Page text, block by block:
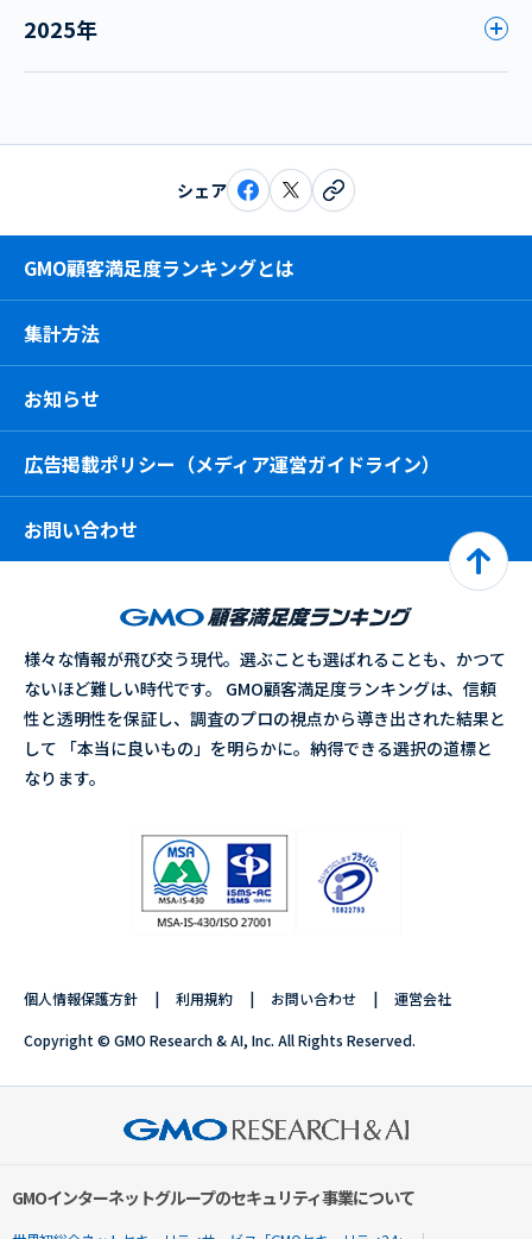
2025年
シェア
GMO顧客満足度ランキングとは
集計方法
お知らせ
広告掲載ポリシー（メディア運営ガイドライン）
お問い合わせ
様々な情報が飛び交う現代。選ぶことも選ばれることも、かつて
ないほど難しい時代です。 GMO顧客満足度ランキングは、信頼
性と透明性を保証し、調査のプロの視点から導き出された結果と
して 「本当に良いもの」を明らかに。納得できる選択の道標と
なります。
個人情報保護方針 利用規約 お問い合わせ 運営会社
Copyright © GMO Research & AI, Inc. All Rights Reserved.
GMOインターネットグループのセキュリティ事業について